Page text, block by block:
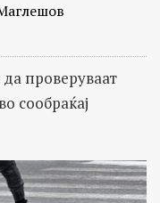
проверуваат
сообраќај